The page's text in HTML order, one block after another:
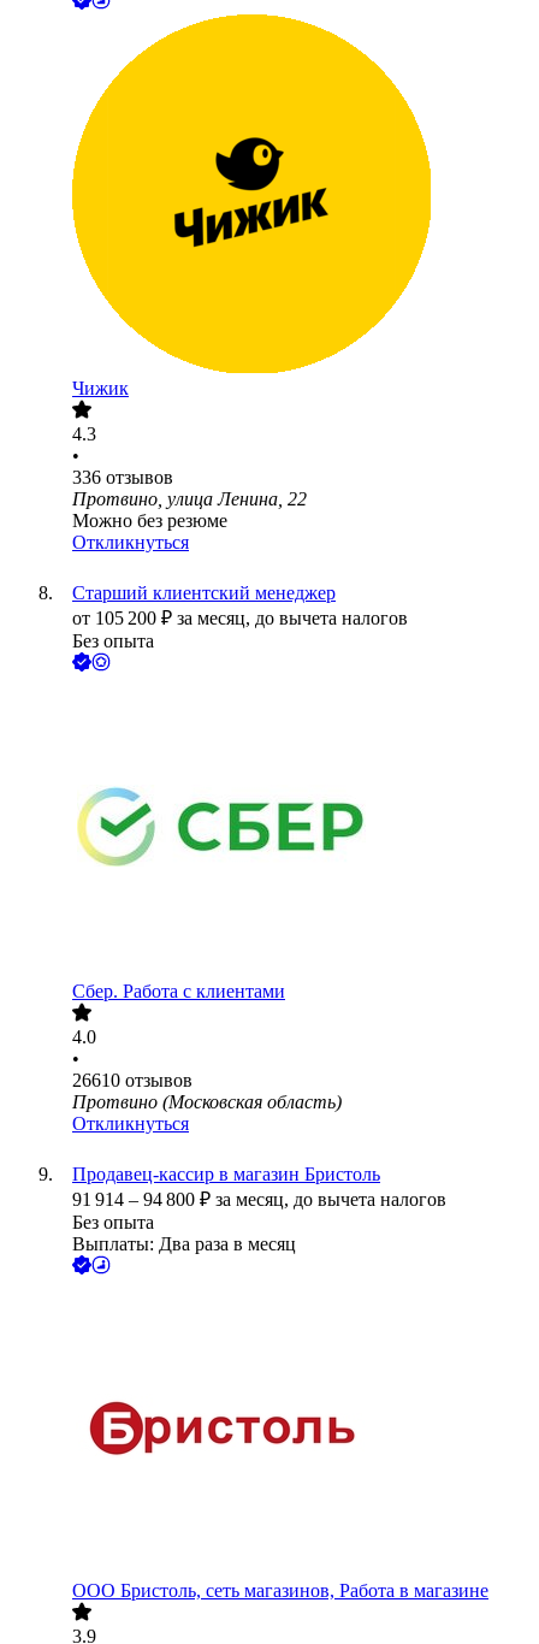
Чижик
4.3
•
336 отзывов
Протвино, улица Ленина, 22
Можно без резюме
Откликнуться
Старший клиентский менеджер
от 105 200 ₽ за месяц, до вычета налогов
Без опыта
Сбер. Работа с клиентами
4.0
•
26610 отзывов
Протвино (Московская область)
Откликнуться
Продавец-кассир в магазин Бристоль
91 914 – 94 800 ₽ за месяц, до вычета налогов
Без опыта
Выплаты: Два раза в месяц
ООО Бристоль, сеть магазинов, Работа в магазине
3.9